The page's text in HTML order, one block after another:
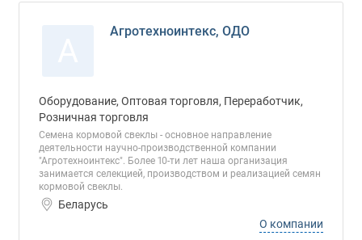
Агротехноинтекс, ОДО
Оборудование, Оптовая торговля, Переработчик,
Розничная торговля
Семена кормовой свеклы - основное направление
деятельности научно-производственной компании
"Агротехноинтекс". Более 10-ти лет наша организация
занимается селекцией, производством и реализацией семян
кормовой свеклы.
Беларусь
О компании